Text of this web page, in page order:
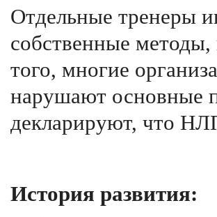
Отдельные тренеры
собственные
того, многие
нарушают основные
декларируют, что
История развития: